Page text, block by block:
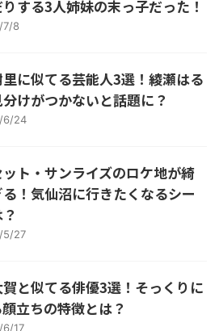
する3人姉妹の末っ子だった！
7/8
に似てる芸能人3選！綾瀬はる
けがつかないと話題に？
6/24
ト・サンライズのロケ地が綺
！気仙沼に行きたくなるシー
5/27
と似てる俳優3選！そっくりに
立ちの特徴とは？
17